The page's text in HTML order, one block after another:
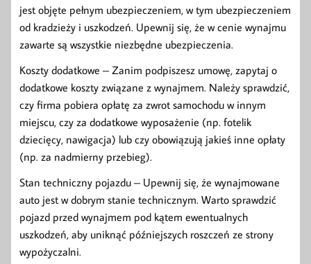
jest objęte pełnym ubezpieczeniem, w tym ubezpieczeniem
od kradzieży i uszkodzeń. Upewnij się, że w cenie wynajmu
zawarte są wszystkie niezbędne ubezpieczenia.
Koszty dodatkowe – Zanim podpiszesz umowę, zapytaj o
dodatkowe koszty związane z wynajmem. Należy sprawdzić,
czy firma pobiera opłatę za zwrot samochodu w innym
miejscu, czy za dodatkowe wyposażenie (np. fotelik
dziecięcy, nawigacja) lub czy obowiązują jakieś inne opłaty
(np. za nadmierny przebieg).
Stan techniczny pojazdu – Upewnij się, że wynajmowane
auto jest w dobrym stanie technicznym. Warto sprawdzić
pojazd przed wynajmem pod kątem ewentualnych
uszkodzeń, aby uniknąć późniejszych roszczeń ze strony
wypożyczalni.